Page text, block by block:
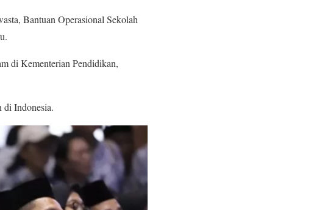
Bantuan Operasional Sekolah
di Kementerian Pendidikan,
di Indonesia.